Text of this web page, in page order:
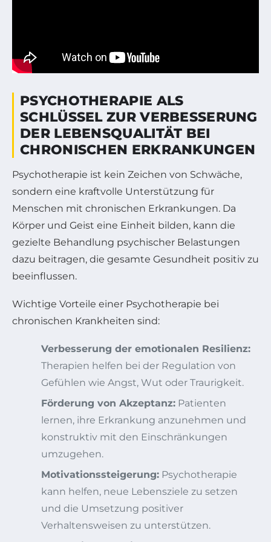
PSYCHOTHERAPIE ALS
SCHLÜSSEL ZUR VERBESSERUNG
DER LEBENSQUALITÄT BEI
CHRONISCHEN ERKRANKUNGEN
Psychotherapie ist kein Zeichen von Schwäche,
sondern eine kraftvolle Unterstützung für
Menschen mit chronischen Erkrankungen. Da
Körper und Geist eine Einheit bilden, kann die
gezielte Behandlung psychischer Belastungen
dazu beitragen, die gesamte Gesundheit positiv zu
beeinflussen.
Wichtige Vorteile einer Psychotherapie bei
chronischen Krankheiten sind:
Verbesserung der emotionalen Resilienz:
Therapien helfen bei der Regulation von
Gefühlen wie Angst, Wut oder Traurigkeit.
Förderung von Akzeptanz: Patienten
lernen, ihre Erkrankung anzunehmen und
konstruktiv mit den Einschränkungen
umzugehen.
Motivationssteigerung: Psychotherapie
kann helfen, neue Lebensziele zu setzen
und die Umsetzung positiver
Verhaltensweisen zu unterstützen.